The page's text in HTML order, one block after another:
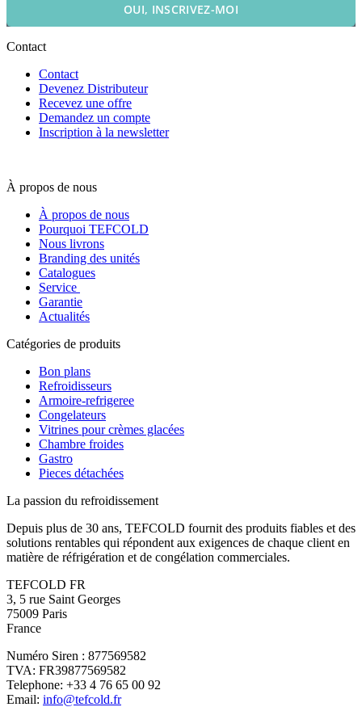
OUI, INSCRIVEZ-MOI
Contact
Contact
Devenez Distributeur
Recevez une offre
Demandez un compte
Inscription à la newsletter
À propos de nous
À propos de nous
Pourquoi TEFCOLD
Nous livrons
Branding des unités
Catalogues
Service
Garantie
Actualités
Catégories de produits
Bon plans
Refroidisseurs
Armoire-refrigeree
Congelateurs
Vitrines pour crèmes glacées
Chambre froides
Gastro
Pieces détachées
La passion du refroidissement
Depuis plus de 30 ans, TEFCOLD fournit des produits fiables et des
solutions rentables qui répondent aux exigences de chaque client en
matière de réfrigération et de congélation commerciales.
TEFCOLD FR
3, 5 rue Saint Georges
75009 Paris
France
Numéro Siren : 877569582
TVA: FR39877569582
Telephone: +33 4 76 65 00 92
Email: info@tefcold.fr